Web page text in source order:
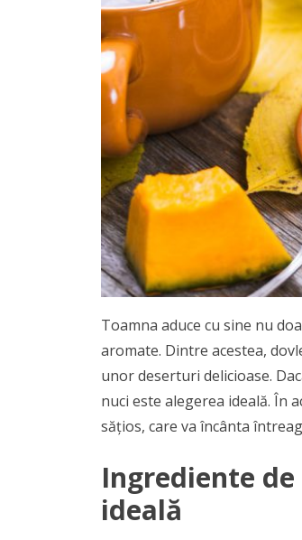
Toamna aduce cu sine nu
aromate. Dintre acestea,
unor deserturi delicioase.
nuci este alegerea ideală. În
sățios, care va încânta
Ingrediente
ideală